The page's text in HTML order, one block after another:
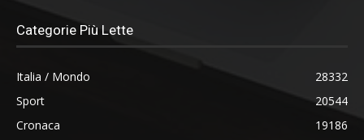
Categorie Più Lette
Italia / Mondo
28332
Sport
20544
Cronaca
19186